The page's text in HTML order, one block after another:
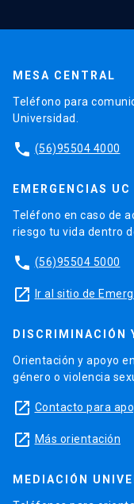
MESA CENTRAL
Teléfono para
Universidad.
phone (56)95504 4000
EMERGENCIAS UC
Teléfono en caso de
riesgo tu vida dentro
phone (56)95504 5000
launch Ir al sitio de
DISCRIMINACIÓN
Orientación y apoyo
género o violencia
launch Contacto para
launch Más orientación
MEDIACIÓN